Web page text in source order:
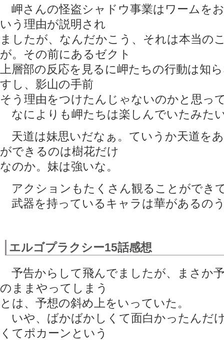
岬さんの怪盗シャドウ事業はワームを
いう理由が説明され
ましたが、なんだかこう、それは本当の
が。その前にあるゼクト
上層部の反応を見るに岬たちの行動は知
すし、影山の手前
そう理由をつけたんじゃないのかと思っ
なによりも岬たちは楽しんでいたみた
天道は妹思いだなぁ。ていうか天道を
ができるのは樹花だけ
なのか。妹は強いな。
アクションもたくさん観ることができ
武器を持っているキャラは華があるの
エルゴプラクシー15話感想
予告からして飛んでましたが、まさか
のままやってしまう
とは、予想の斜め上をいっていた。
いや、ばかばかしくて面白かったんだ
くてポカーンという